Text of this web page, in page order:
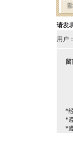
请发
用户：
留
*
*
*